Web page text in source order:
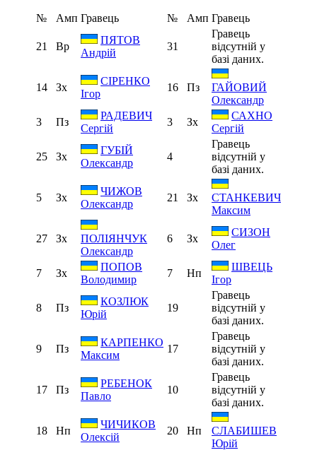
№ Амп Гравець № Амп Гравець
21 Вр
ПЯТОВ
Андрій
31
Гравець
відсутній у
базі даних.
14 Зх
СІРЕНКО
Ігор
16 Пз
ГАЙОВИЙ
Олександр
3
Пз
РАДЕВИЧ
Сергій
3 Зх
САХНО
Сергій
25 Зх
ГУБІЙ
Олександр
4
Гравець
відсутній у
базі даних.
5 Зх
ЧИЖОВ
Олександр
21 Зх
СТАНКЕВИЧ
Максим
27 Зх
ПОЛІЯНЧУК
Олександр
6 Зх
СИЗОН
Олег
7 Зх
ПОПОВ
Володимир
7 Нп
ШВЕЦЬ
Ігор
8 Пз
КОЗЛЮК
Юрій
19
Гравець
відсутній у
базі даних.
9 Пз
КАРПЕНКО
Максим
17
Гравець
відсутній у
базі даних.
17 Пз
РЕБЕНОК
Павло
10
Гравець
відсутній у
базі даних.
18 Нп
ЧИЧИКОВ
Олексій
20 Нп
СЛАБИШЕВ
Юрій